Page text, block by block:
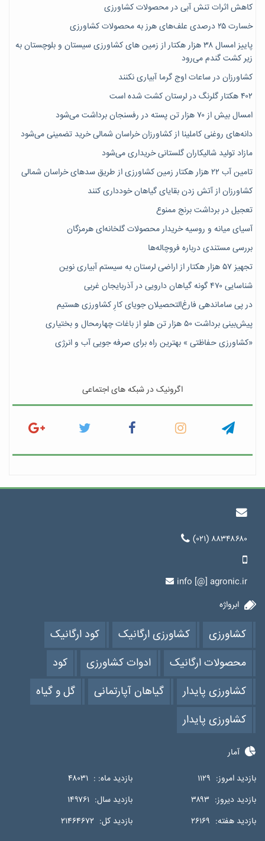
کاهش اثرات تنش آبی در محصولات کشاورزی
خسارت ۲۵ درصدی علف‌های هرز به محصولات کشاورزی
پاییز امسال ۳۸ هزار هکتار از زمین های کشاورزی سیستان و بلوچستان به
زیر کشت گندم می‌رود
کشاورزان در ساعات اوج گرما آبیاری نکنند
۴۰۲ هکتار گلرنگ در لرستان کشت شده است
امسال بیش از ۷۰ هزار تن پسته در رفسنجان برداشت می‌شود
دانه‌های روغنی کاملینا از کشاورزان خراسان شمالی خرید تضمینی می‌شود
مازاد تولید شالیکاران گلستانی خریداری می‌شود
تامین آب ۲۲ هزار هکتار زمین کشاورزی از طریق سدهای خراسان شمالی
کشاورزان از آتش زدن بقایای گیاهان خودداری کنند
تعجیل در برداشت برنج ممنوع
آسیای میانه و روسیه خریدار محصولات گلخانه‌ای هرمزگان
بررسی مستندی درباره فروچاله‌ها
تجهیز ۵۷ هزار هکتار از اراضی لرستان به سیستم آبیاری نوین
شناسایی ۴۷٠ گونه گیاهان دارویی در آذربایجان غربی
در پی ساماندهی فارغ‌التحصیلان جویای کارِ کشاورزی هستیم
پیش‎‌بینی برداشت ۵۰ هزار تن هلو از باغات چهارمحال و بختیاری
«کشاورزی حفاظتی » بهترین راه برای صرفه جویی آب و انرژی
اگرونیک در شبکه های اجتماعی
(۰۲۱) ۸۸۳۴۸۶۸۰
info [@] agronic.ir
ابرواژه
کشاورزی کشاورزی ارگانیک
کود ارگانیک
محصولات ارگانیک
ادوات کشاورزی
کود
کشاورزی پایدار
گیاهان آپارتمانی
گل و گیاه
کشاورزی پایدار
آمار
بازدید امروز: ۱۱۲۹ بازدید ماه: : ۴۸۰۳۱
بازدید دیروز: ۳۸۹۳ بازدید سال: ۱۴۹۷۶۱
بازدید هفته: ۲۶۱۶۹ بازدید کل: ۲۱۴۶۴۶۷۲